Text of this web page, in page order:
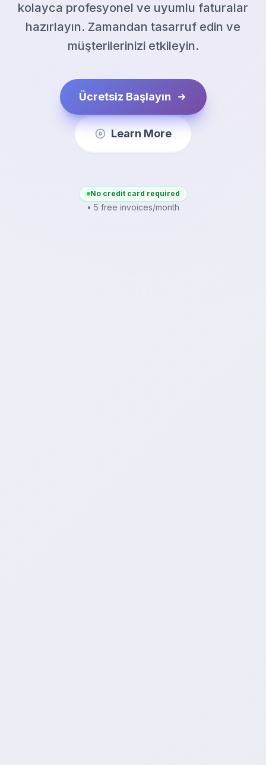
kolayca profesyonel ve uyumlu faturalar
hazırlayın. Zamandan tasarruf edin ve
müşterilerinizi etkileyin.
Ücretsiz Başlayın
Learn More
No credit card required
• 5 free invoices/month